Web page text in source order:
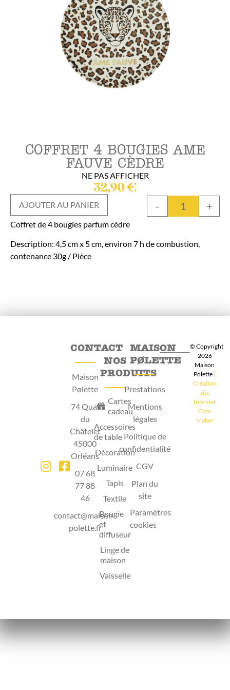
COFFRET 4 BOUGIES AME
FAUVE CÈDRE
NE PAS AFFICHER
32,90€
- +
AJOUTER AU PANIER
Coffret de 4 bougies parfum cèdre
Description: 4,5 cm x 5 cm, environ 7 h de combustion,
contenance 30g / Pièce
CONTACT
Maison
Pølette
74 Quai
du
Châtelet
45000
Orléans
07 68
77 88
46
contact@maison-
polette.fr
NOS
PRODUITS
Cartes
cadeau
Accessoires
de table
Décoration
Luminaire
Tapis
Textile
Bougie
et
diffuseur
Linge de
maison
Vaisselle
MAISON
PØLETTE
Prestations
Mentions
légales
Politique de
confidentialité
CGV
Plan du
site
Paramètres
cookies
© Copyright
2026
Maison
Polette |
Création
site
Internet
Com
Maker